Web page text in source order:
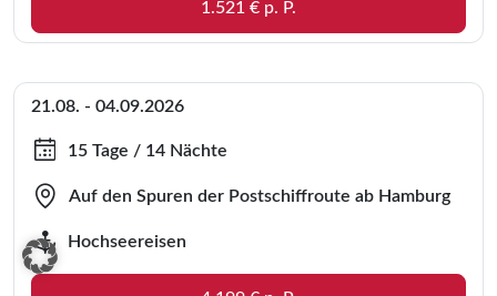
1.521 € p. P.
21.08. - 04.09.2026
15 Tage / 14 Nächte
Auf den Spuren der Postschiffroute ab Hamburg
Hochseereisen